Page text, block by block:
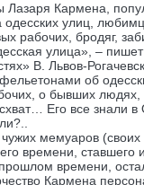
Кармена,
улиц,
рабочих, бродяг,
улица», –
В. Львов-
об
о бывших людях,
Его все знали в
мемуаров (своих
времени, ставшего
времени,
Кармена